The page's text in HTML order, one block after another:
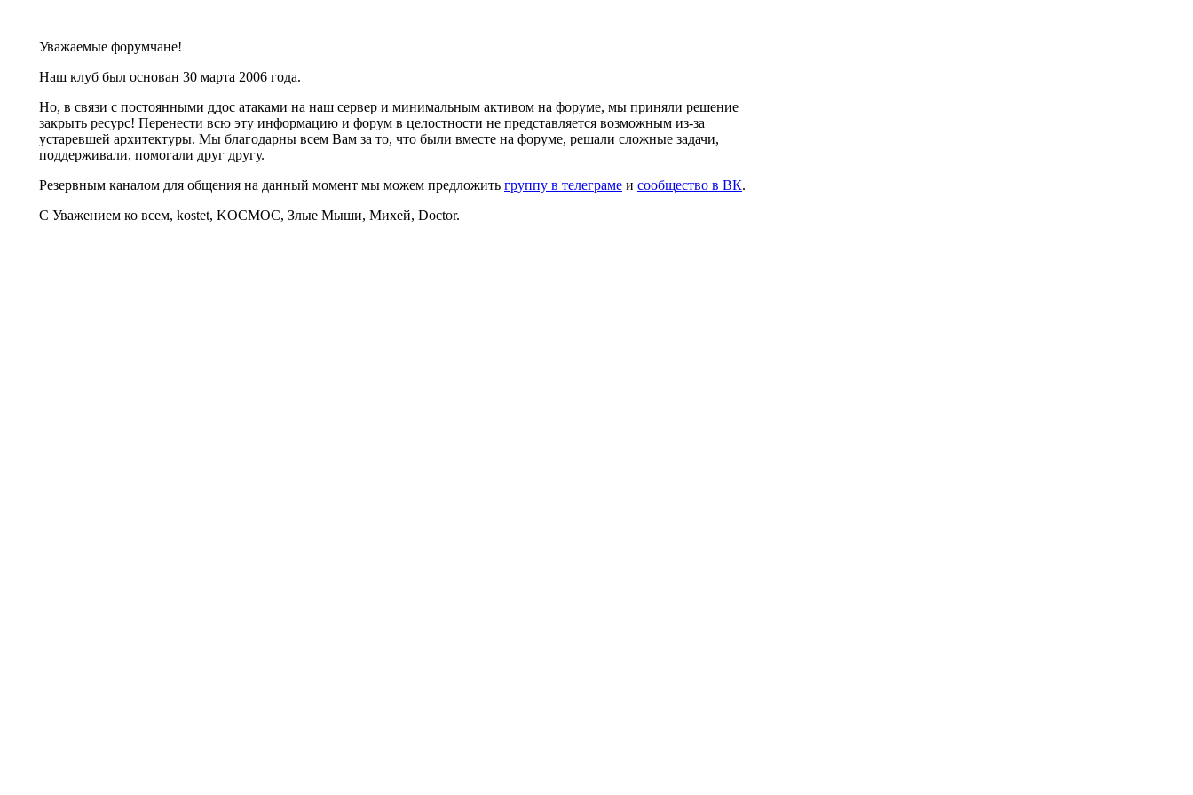
Уважаемые форумчане!
Наш клуб был основан 30 марта 2006 года.
Но, в связи с постоянными ддос атаками на наш сервер и минимальным активом на форуме, мы приняли решение
закрыть ресурс! Перенести всю эту информацию и форум в целостности не представляется возможным из-за
устаревшей архитектуры. Мы благодарны всем Вам за то, что были вместе на форуме, решали сложные задачи,
поддерживали, помогали друг другу.
Резервным каналом для общения на данный момент мы можем предложить группу в телеграме и сообщество в ВК.
С Уважением ко всем, kostet, KOCMOC, Злые Мыши, Михей, Doctor.